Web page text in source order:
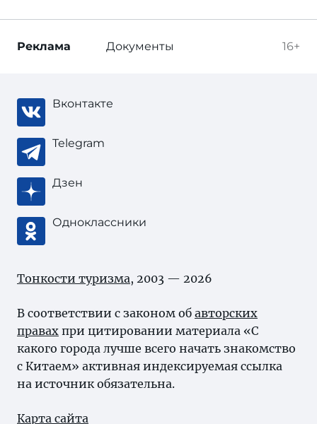
16+
Реклама Документы
Вконтакте
Telegram
Дзен
Одноклассники
Тонкости туризма, 2003 — 2026
В соответствии с законом об авторских
правах при цитировании материала «С
какого города лучше всего начать знакомство
с Китаем» активная индексируемая ссылка
на источник обязательна.
Карта сайта